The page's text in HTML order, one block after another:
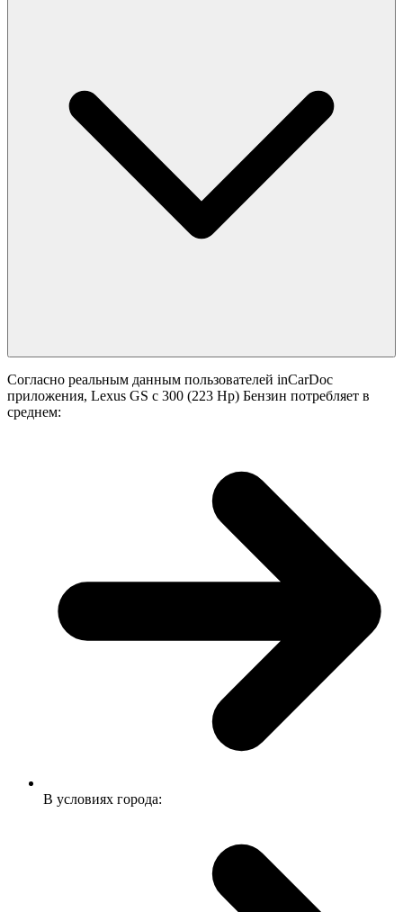
Согласно реальным данным пользователей inCarDoc
приложения, Lexus GS с 300 (223 Hp) Бензин потребляет в
среднем:
В условиях города: